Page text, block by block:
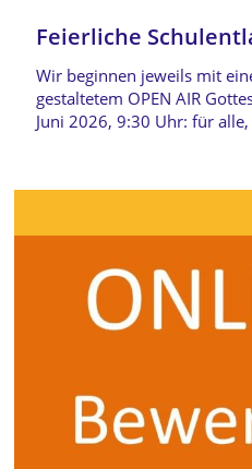
Feierliche
Wir beginnen jeweils mit
gestaltetem OPEN AIR
Juni 2026, 9:30 Uhr: für alle,